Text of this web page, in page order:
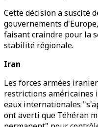
Cette décision a suscité
gouvernements
faisant craindre pour la
stabilité régionale.
Iran
Les forces armées
restrictions américaines
eaux internationales
ont averti que Téhéran